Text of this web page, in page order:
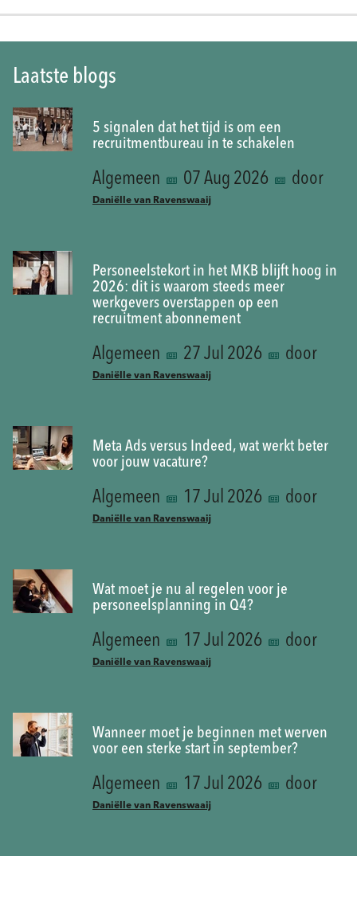
Laatste blogs
5 signalen dat het tijd is om een
recruitmentbureau in te schakelen
Algemeen 07 Aug 2026 door
Daniëlle van Ravenswaaij
Personeelstekort in het MKB blijft hoog in
2026: dit is waarom steeds meer
werkgevers overstappen op een
recruitment abonnement
Algemeen 27 Jul 2026 door
Daniëlle van Ravenswaaij
Meta Ads versus Indeed, wat werkt beter
voor jouw vacature?
Algemeen 17 Jul 2026 door
Daniëlle van Ravenswaaij
Wat moet je nu al regelen voor je
personeelsplanning in Q4?
Algemeen 17 Jul 2026 door
Daniëlle van Ravenswaaij
Wanneer moet je beginnen met werven
voor een sterke start in september?
Algemeen 17 Jul 2026 door
Daniëlle van Ravenswaaij